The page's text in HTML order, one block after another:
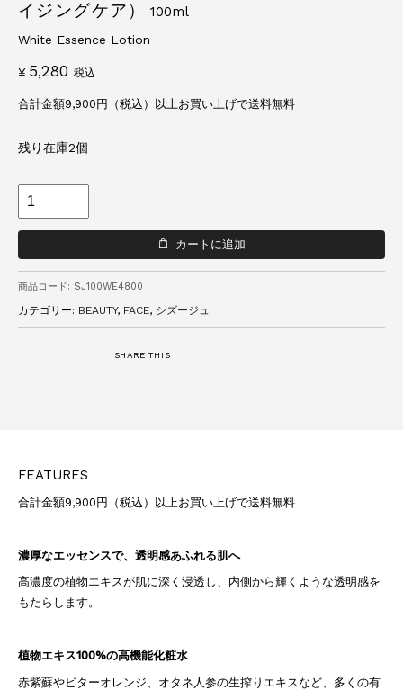
イジングケア）
100ml
White Essence Lotion
¥ 5,280 税込
合計金額9,900円（税込）以上お買い上げで送料無料
残り在庫2個
カートに追加
商品コード: SJ100WE4800
カテゴリー: BEAUTY, FACE, シズージュ
SHARE THIS
FEATURES
合計金額9,900円（税込）以上お買い上げで送料無料
濃厚なエッセンスで、透明感あふれる肌へ
高濃度の植物エキスが肌に深く浸透し、内側から輝くような透明感を
もたらします。
植物エキス100%の高機能化粧水
赤紫蘇やビターオレンジ、オタネ人参の生搾りエキスなど、多くの有